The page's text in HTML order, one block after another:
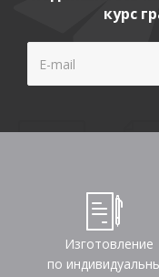
курс
Изготовление
по